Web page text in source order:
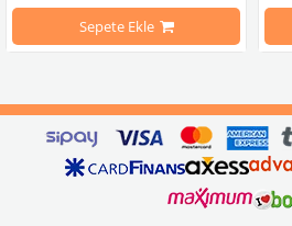
sürüş esnasında doğrudan gelen
Ghia Modelleri İle Uyumludur
VWC Parça No: 4-4126
Sepete Ekle